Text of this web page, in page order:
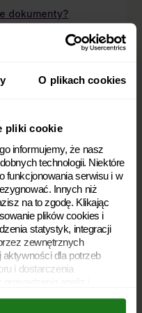
O plikach cookies
pliki cookie
informujemy, że nasz
technologii. Niektóre
funkcjonowania serwisu i w
Innych niż
na to zgodę. Klikając
plików cookies i
statystyk, integracji
zewnętrznych
dla potrzeb
i dostarczenia
dokumenty?
BIK/BIG?